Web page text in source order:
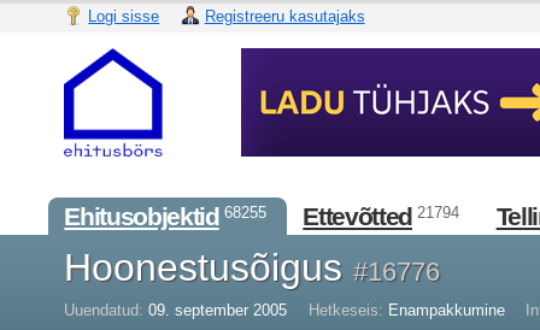
Logi sisse Registreeru kasutajaks
Ehitusobjektid 68255 Ettevõtted 21794
Hoonestusõigus#16776
Uuendatud: 09. september 2005 Hetkeseis: Enampakkumine